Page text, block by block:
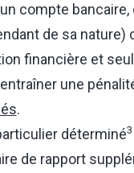
compte
de sa
financière et
une
.
déterminé3
de rapport